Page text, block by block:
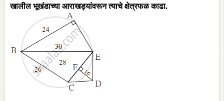
खालील भूखंडाच्या आराखड्यांवरून त्याचे क्षेत्रफळ काढा.